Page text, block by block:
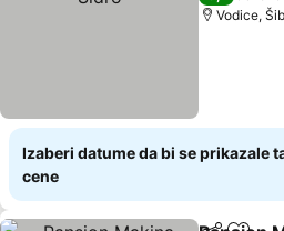
Vodice,
Izaberi datume da bi se prikazale
cene